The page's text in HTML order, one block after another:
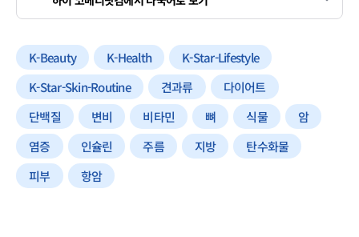
K-Beauty K-Health
K-Star-Lifestyle
K-Star-Skin-Routine
견과류
다이어트
단백질
변비 비타민 뼈 식물
암
염증
인슐린 주름 지방
탄수화물
피부
항암